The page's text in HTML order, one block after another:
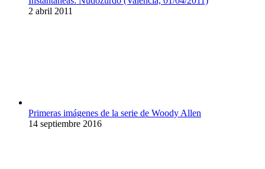
2 abril 2011
Primeras imágenes de la serie de Woody Allen
14 septiembre 2016